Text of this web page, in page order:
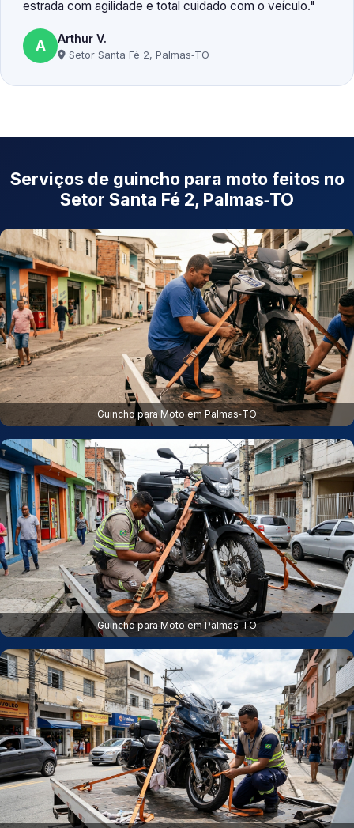
estrada com agilidade e total cuidado com o veículo.
A Arthur V.
Setor Santa Fé 2, Palmas‑TO
Serviços de guincho para moto feitos no
Setor Santa Fé 2, Palmas‑TO
Guincho para Moto em Palmas‑TO
Guincho para Moto em Palmas‑TO